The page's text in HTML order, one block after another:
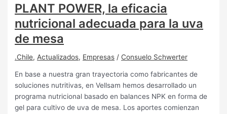
PLANT POWER, la eficacia
nutricional adecuada para la uva
de mesa
.Chile, Actualizados, Empresas / Consuelo Schwerter
En base a nuestra gran trayectoria como fabricantes de
soluciones nutritivas, en Vellsam hemos desarrollado un
programa nutricional basado en balances NPK en forma de
gel para cultivo de uva de mesa. Los aportes comienzan